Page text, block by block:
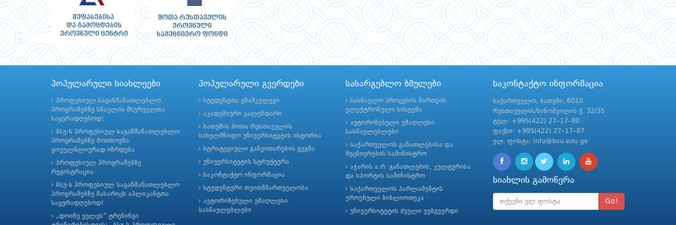
პოპულარული სიახლეები
პროფესიულ საგანმანათლებლო
პროგრამებზე სწავლის მსურველთა
საყურადღებოდ!
ბსუ-ს პროფესიულ საგანმანათლებლო
პროგრამებზე მოთხოვნა
ყოველწლიურად იზრდება
პროფესიულ პროგრამებზე
რეგისტრაცია
ბსუ-ს პროფესიულ საგანმანათლებლო
პროგრამებზე ჩასარიცხ აპლიკანტთა
საყურადღებოდ!
„დოიჩე ველეს“ ტრენინგი
პოპულარული გვერდები
სტუდენტთა გზამკვლევი
აკადემიური კალენდარი
ბათუმის შოთა რუსთაველის
სახელმწიფო უნივერსიტეტის ისტორია
სტრატეგიული განვითარების გეგმა
უნივერსიტეტის სტრუქტურა
საკონტაქტო ინფორმაცია
სტუდენტური თვითმმართველობა
ავტორიზებული უმაღლესი
სასწავლებლები
სასარგებლო ბმულები
სასწავლო პროცესის მართვის
ელექტრონული სისტემა
ავტორიზებული უმაღლესი
სასწავლებლები
საქართველოს განათლებისა და
მეცნიერების სამინისტრო
აჭარის ა.რ. განათლების, კულტურისა
და სპორტის სამინისტრო
საქართველოს პარლამენტის
ეროვნული ბიბლიოთეკა
უნივერსიტეტის ძველი ვებგვერდი
საკონტაქტო ინფორმაცია
საქართველო, ბათუმი, 6010
რუსთაველის/ნინოშვილის ქ. 32/35
ტელ: +995(422) 27–17–80
ფაქსი: +995(422) 27–17–87
ელ. ფოსტა: info@bsu.edu.ge
სიახლის გამოწერა
Go!